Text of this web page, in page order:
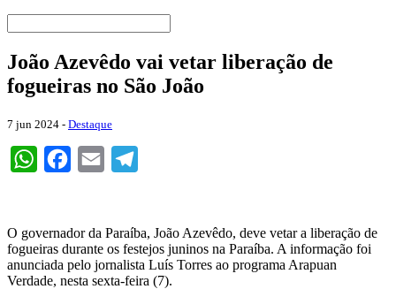
João Azevêdo vai vetar liberação de
fogueiras no São João
7 jun 2024 - Destaque
WhatsAppFacebook
Email
O governador da Paraíba, João Azevêdo, deve vetar a liberação de
fogueiras durante os festejos juninos na Paraíba. A informação foi
anunciada pelo jornalista Luís Torres ao programa Arapuan
Verdade, nesta sexta-feira (7).